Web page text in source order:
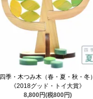
四季・木つみ木（春・夏・秋・冬）
《2018グッド・トイ大賞》
8,800円(税800円)